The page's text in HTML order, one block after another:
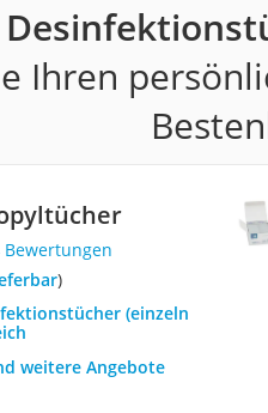
Ihren
Bewertungen
)
(einzeln
weitere Angebote